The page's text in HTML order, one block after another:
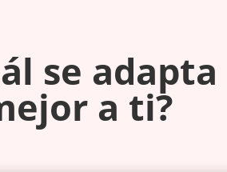
se adapta
a ti?